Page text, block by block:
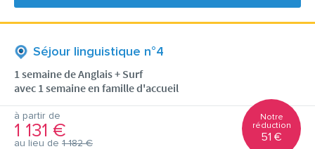
Séjour linguistique n°4
1 semaine de Anglais + Surf
avec 1 semaine en famille d'accueil
à partir de
1 131 €
au lieu de 1 182 €
Notre
réduction
51 €